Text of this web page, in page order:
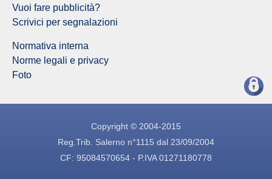
Vuoi fare pubblicità?
Scrivici per segnalazioni
Normativa interna
Norme legali e privacy
Foto
Copyright © 2004-2015
Reg.Trib. Salerno n°1115 dal 23/09/2004
CF: 95084570654 - P.IVA 01271180778